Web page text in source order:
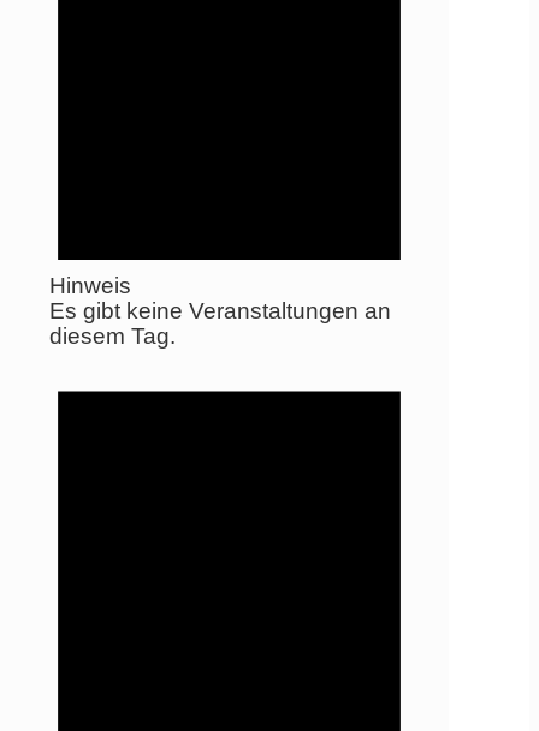
Hinweis
Es gibt keine Veranstaltungen an
diesem Tag.